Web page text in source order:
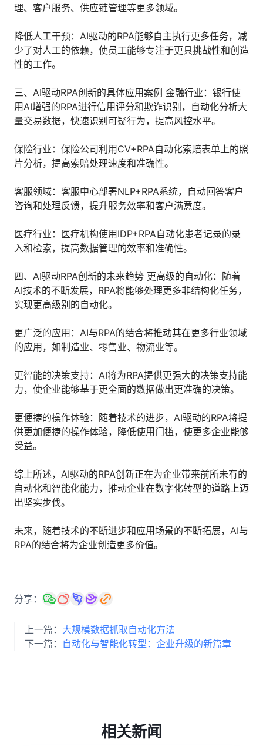
理、客户服务、供应链管理等更多领域。
降低人工干预：AI驱动的RPA能够自主执行更多任务，减
少了对人工的依赖，使员工能够专注于更具挑战性和创造
性的工作。
三、AI驱动RPA创新的具体应用案例 金融行业：银行使
用AI增强的RPA进行信用评分和欺诈识别，自动化分析大
量交易数据，快速识别可疑行为，提高风控水平。
保险行业：保险公司利用CV+RPA自动化索赔表单上的照
片分析，提高索赔处理速度和准确性。
客服领域：客服中心部署NLP+RPA系统，自动回答客户
咨询和处理反馈，提升服务效率和客户满意度。
医疗行业：医疗机构使用IDP+RPA自动化患者记录的录
入和检索，提高数据管理的效率和准确性。
四、AI驱动RPA创新的未来趋势 更高级的自动化：随着
AI技术的不断发展，RPA将能够处理更多非结构化任务，
实现更高级别的自动化。
更广泛的应用：AI与RPA的结合将推动其在更多行业领域
的应用，如制造业、零售业、物流业等。
更智能的决策支持：AI将为RPA提供更强大的决策支持能
力，使企业能够基于更全面的数据做出更准确的决策。
更便捷的操作体验：随着技术的进步，AI驱动的RPA将提
供更加便捷的操作体验，降低使用门槛，使更多企业能够
受益。
综上所述，AI驱动的RPA创新正在为企业带来前所未有的
自动化和智能化能力，推动企业在数字化转型的道路上迈
出坚实步伐。
未来，随着技术的不断进步和应用场景的不断拓展，AI与
RPA的结合将为企业创造更多价值。
分享：
上一篇： 大规模数据抓取自动化方法
下一篇： 自动化与智能化转型：企业升级的新篇章
相关新闻